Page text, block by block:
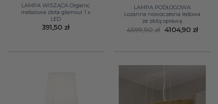
LAMPA WISZĄCA Organic
metalowa złota glamour 1 x
LED
391,50 zł
LAMPA PODŁOGOWA
Lozanna nowoczesna ledowa
ze złotą oprawą
4599,90zł Pierwotna
4104,90 zł